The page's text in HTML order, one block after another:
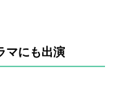
にも出演